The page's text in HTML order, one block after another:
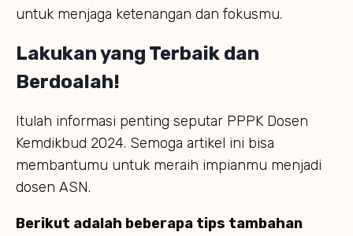
untuk menjaga ketenangan dan fokusmu.
Lakukan yang Terbaik dan
Berdoalah!
Itulah informasi penting seputar PPPK Dosen
Kemdikbud 2024. Semoga artikel ini bisa
membantumu untuk meraih impianmu menjadi
dosen ASN.
Berikut adalah beberapa tips tambahan